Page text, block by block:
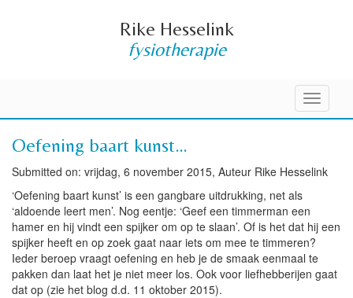
Rike Hesselink
fysiotherapie
Toggle
Oefening baart kunst…
Submitted on: vrijdag, 6 november 2015, Auteur Rike Hesselink
‘Oefening baart kunst’ is een gangbare uitdrukking, net als
‘aldoende leert men’. Nog eentje: ‘Geef een timmerman een
hamer en hij vindt een spijker om op te slaan’. Of is het dat hij een
spijker heeft en op zoek gaat naar iets om mee te timmeren?
Ieder beroep vraagt oefening en heb je de smaak eenmaal te
pakken dan laat het je niet meer los. Ook voor liefhebberijen gaat
dat op (zie het blog d.d. 11 oktober 2015).